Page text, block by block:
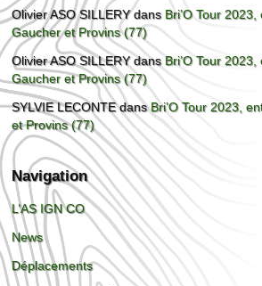
Olivier ASO SILLERYdans Bri’O Tour
Gaucher et Provins (77)
Olivier ASO SILLERYdansBri’O Tour
Gaucher et Provins (77)
SYLVIE LECONTEdansBri’O Tour 2023,
et Provins (77)
Navigation
L’AS IGN CO
News
Déplacements